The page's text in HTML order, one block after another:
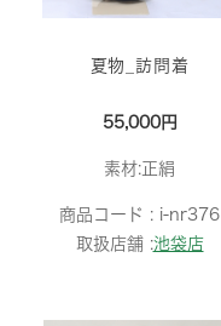
夏物_訪問着
55,000円
素材:正絹
商品コード : i-nr376
取扱店舗 :池袋店